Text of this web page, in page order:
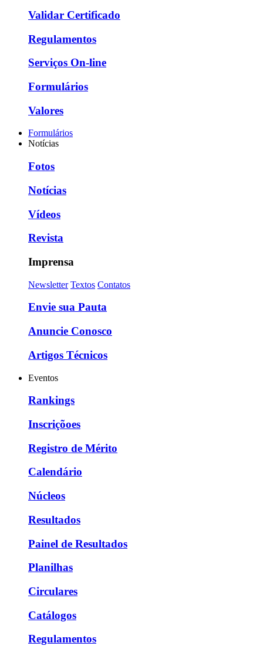
Validar Certificado
Regulamentos
Serviços On-line
Formulários
Valores
Formulários
Notícias
Fotos
Notícias
Vídeos
Revista
Imprensa
Newsletter Textos Contatos
Envie sua Pauta
Anuncie Conosco
Artigos Técnicos
Eventos
Rankings
Inscriçõoes
Registro de Mérito
Calendário
Núcleos
Resultados
Painel de Resultados
Planilhas
Circulares
Catálogos
Regulamentos